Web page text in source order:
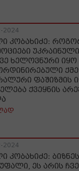
2024
კობახიძე:
ხელოვნური
ფაშიზმის
ქვეყნის
2024
კობახიძე:
ეს არის